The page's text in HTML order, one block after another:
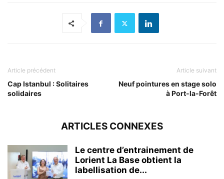
Article précédent
Cap Istanbul : Solitaires
solidaires
Article suivant
Neuf pointures en stage solo
à Port-la-Forêt
ARTICLES CONNEXES
Le centre d’entrainement de
Lorient La Base obtient la
labellisation de...